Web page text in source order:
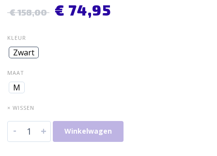
€158,00 € 74,95
KLEUR
Zwart
MAAT
M
× WISSEN
- + Winkelwagen